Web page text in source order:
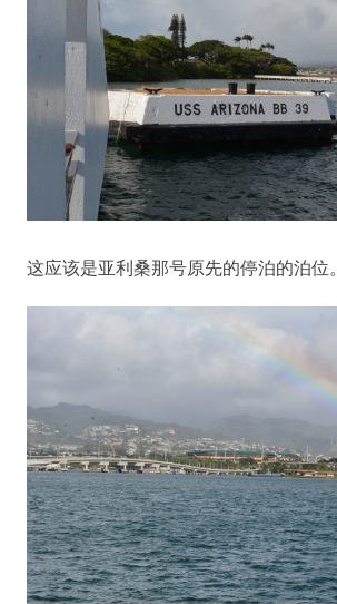
这应该是亚利桑那号原先的停泊的泊位。